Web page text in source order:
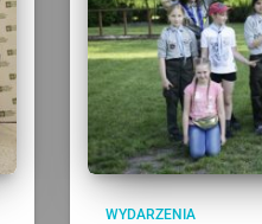
WYDARZENIA